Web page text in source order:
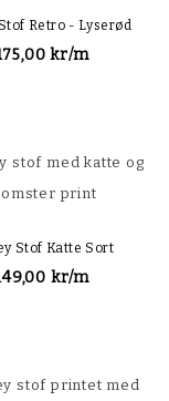
Retro - Lyserød
kr/m
Stof Katte Sort
kr/m